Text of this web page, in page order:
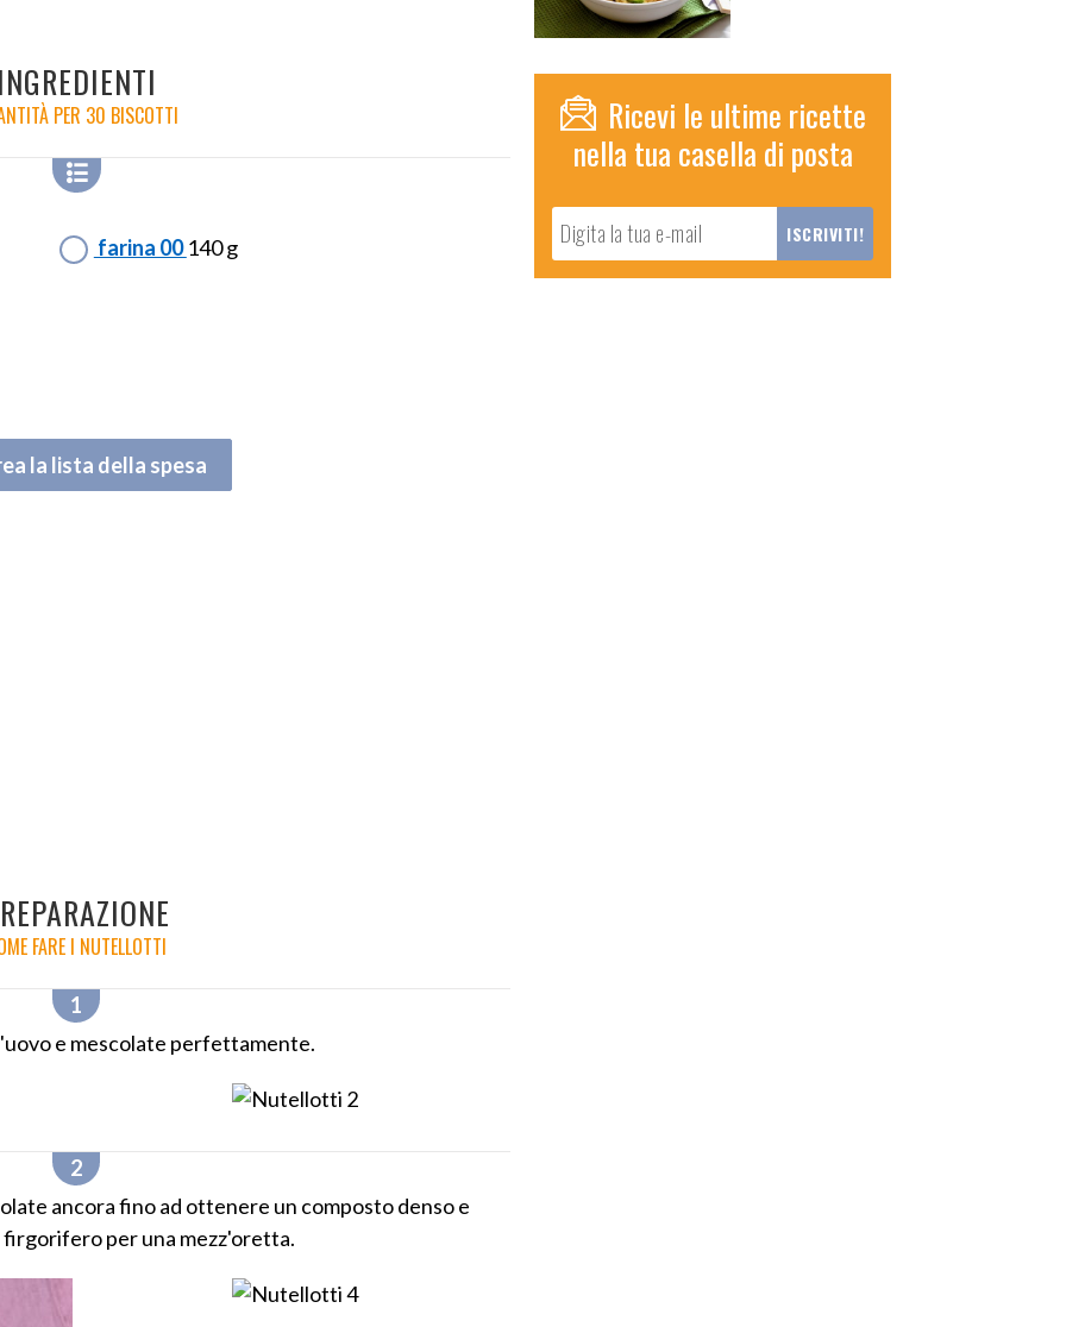
Ricevi le ultime ricette
nella tua casella di posta
INGREDIENTI
PER 30 BISCOTTI
farina 00140 g
la lista della spesa
FARE I NUTELLOTTI
e mescolate perfettamente.
ancora fino ad ottenere un composto denso e
per una mezz'oretta.